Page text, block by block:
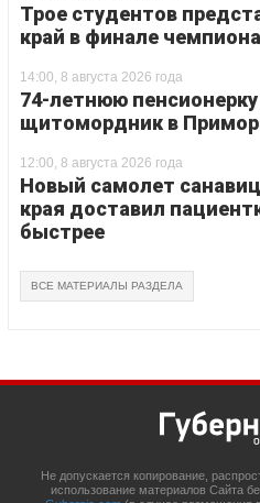
Трое студентов
край в финале
14:00, 8 августа 2026 года
74-летнюю пенсионерку
щитомордник в
12:00, 8 августа 2026 года
Новый самолет
края доставил
быстрее
ВСЕ МАТЕРИАЛЫ РАЗДЕЛА
Не допускается копирование,
использование материалов Сайта